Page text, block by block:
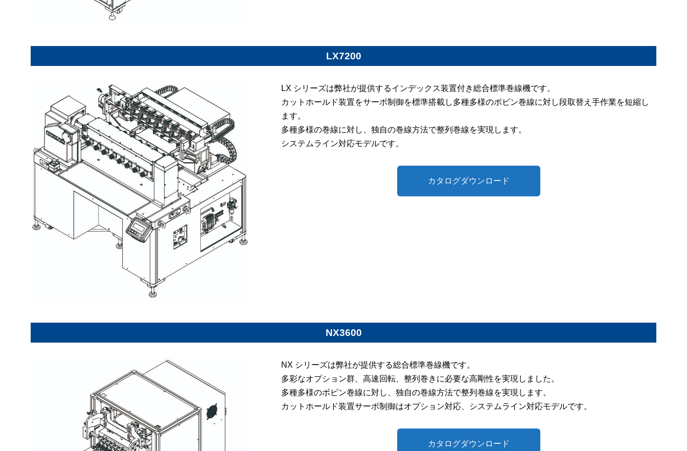
LX7200
LX シリーズは弊社が提供するインデックス装置付き総合標準巻線機です。
カットホールド装置をサーボ制御を標準搭載し多種多様のボビン巻線に対し段取替え手作業を短縮し
ます。
多種多様の巻線に対し、独自の巻線方法で整列巻線を実現します。
システムライン対応モデルです。
カタログダウンロード
NX3600
NX シリーズは弊社が提供する総合標準巻線機です。
多彩なオプション群、高速回転、整列巻きに必要な高剛性を実現しました。
多種多様のボビン巻線に対し、独自の巻線方法で整列巻線を実現します。
カットホールド装置サーボ制御はオプション対応、システムライン対応モデルです。
カタログダウンロード